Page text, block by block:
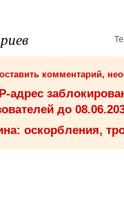
комментарий,
адрес
до
оскорбления,